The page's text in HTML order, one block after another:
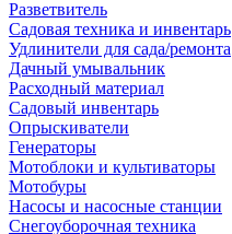
Разветвитель
Садовая техника и инвентарь
Удлинители для сада/ремонта
Дачный умывальник
Расходный материал
Садовый инвентарь
Опрыскиватели
Генераторы
Мотоблоки и культиваторы
Мотобуры
Насосы и насосные станции
Снегоуборочная техника